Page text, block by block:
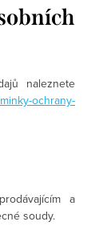
naleznete
ochrany-
a
soudy.